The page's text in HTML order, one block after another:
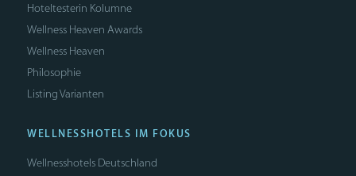
Hoteltesterin Kolumne
Wellness Heaven Awards
Wellness Heaven
Philosophie
Listing Varianten
WELLNESSHOTELS IM FOKUS
Wellnesshotels Deutschland